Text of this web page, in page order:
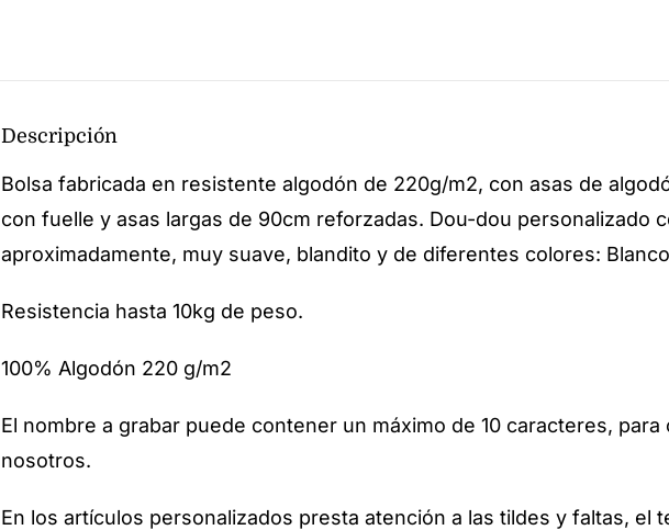
Descripción
Bolsa fabricada en resistente algodón de 220g/m2, con asas de
con fuelle y asas largas de 90cm reforzadas. Dou-dou personalizado
aproximadamente, muy suave, blandito y de diferentes colores:
Resistencia hasta 10kg de peso.
100% Algodón 220 g/m2
El nombre a grabar puede contener un máximo de 10 caracteres,
nosotros.
En los artículos personalizados presta atención a las tildes y faltas, el